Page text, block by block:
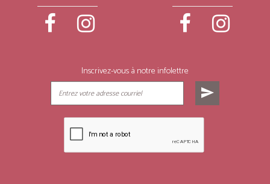
Inscrivez-vous à notre infolettre
send